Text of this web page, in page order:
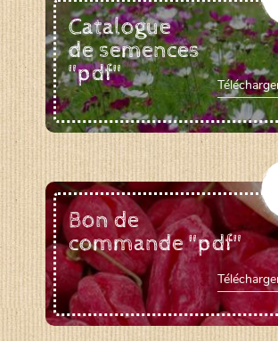
Catalogue
de semences
"pdf"
Bon de
commande "pdf"